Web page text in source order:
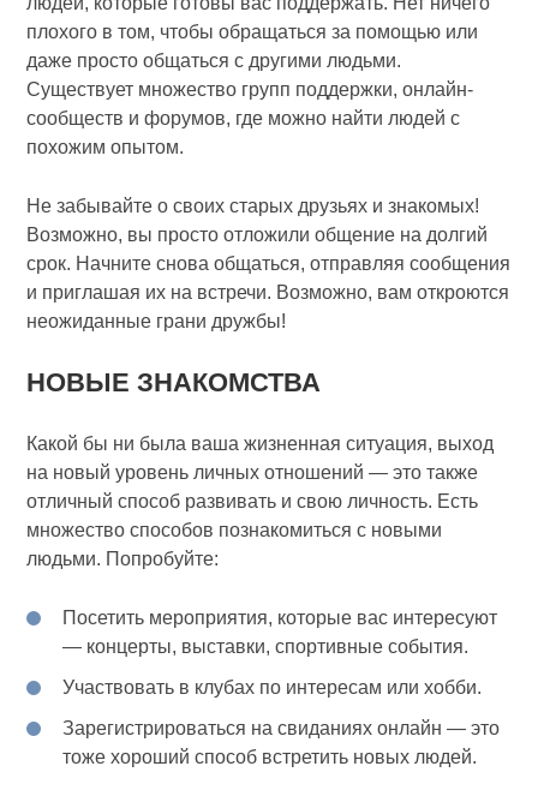
плохого в том, чтобы обращаться за помощью или
даже просто общаться с другими людьми.
Существует множество групп поддержки, онлайн-
сообществ и форумов, где можно найти людей с
похожим опытом.
Не забывайте о своих старых друзьях и знакомых!
Возможно, вы просто отложили общение на долгий
срок. Начните снова общаться, отправляя сообщения
и приглашая их на встречи. Возможно, вам откроются
неожиданные грани дружбы!
НОВЫЕ ЗНАКОМСТВА
Какой бы ни была ваша жизненная ситуация, выход
на новый уровень личных отношений — это также
отличный способ развивать и свою личность. Есть
множество способов познакомиться с новыми
людьми. Попробуйте:
Посетить мероприятия, которые вас интересуют
— концерты, выставки, спортивные события.
Участвовать в клубах по интересам или хобби.
Зарегистрироваться на свиданиях онлайн — это
тоже хороший способ встретить новых людей.